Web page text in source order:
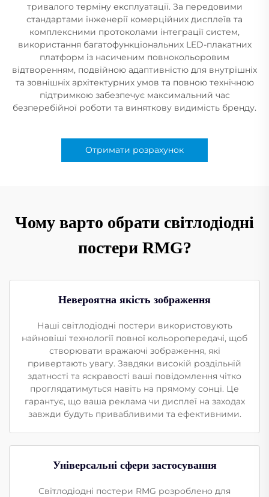
тривалого терміну експлуатації. За передовими
стандартами інженерії комерційних дисплеїв та
комплексними протоколами інтеграції систем,
використання багатофункціональних LED-плакатних
платформ із насиченим повнокольоровим
відтворенням, подвійною адаптивністю для внутрішніх
та зовнішніх архітектурних умов та повною технічною
підтримкою забезпечує максимальний час
безперебійної роботи та виняткову видимість бренду.
Отримати розрахунок
Чому варто обрати світлодіодні
постери RMG?
Невероятна якість зображення
Наші світлодіодні постери використовують
найновіші технології повної кольоропередачі, щоб
створювати вражаючі зображення, які
привертають увагу. Завдяки високій роздільній
здатності та яскравості ваші повідомлення чітко
проглядатимуться навіть на прямому сонці. Це
гарантує, що ваша реклама чи дисплеї на заходах
завжди будуть привабливими та ефективними.
Універсальні сфери застосування
Світлодіодні постери RMG розроблено для